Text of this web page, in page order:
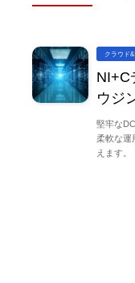
クラウド
NI+C
ウジ
堅牢な
柔軟な運
えます。